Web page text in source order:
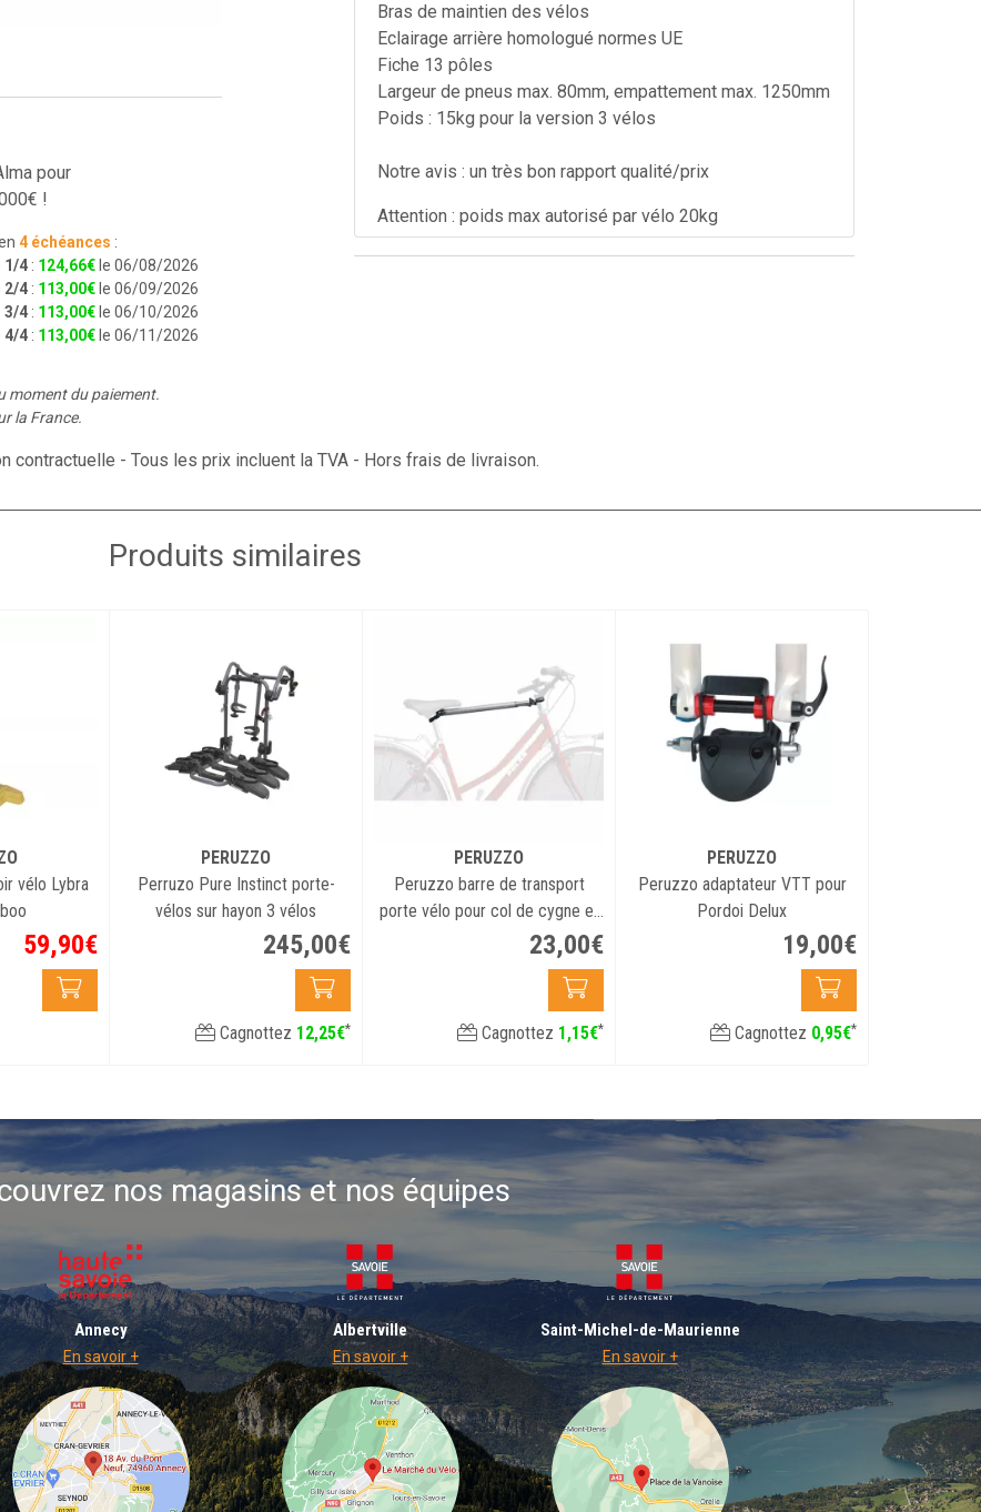
pour
!
4 échéances :
1/4 : 124,66€ le 06/08/2026
2/4 : 113,00€ le 06/09/2026
3/4 : 113,00€ le 06/10/2026
4/4 : 113,00€ le 06/11/2026
moment du paiement.
la France.
Bras de maintien des vélos
Eclairage arrière homologué normes UE
Fiche 13 pôles
Largeur de pneus max. 80mm, empattement max. 1250mm
Poids : 15kg pour la version 3 vélos
Notre avis : un très bon rapport qualité/prix
Attention : poids max autorisé par vélo 20kg
contractuelle - Tous les prix incluent la TVA - Hors frais de livraison.
Produits similaires
vélo Lybra
59,90€
PERUZZO
Perruzo Pure Instinct porte-
vélos sur hayon 3 vélos
245,00€
Cagnottez 12,25€*
PERUZZO
Peruzzo barre de transport
porte vélo pour col de cygne et
VTT suspendu23,00€
Cagnottez 1,15€*
PERUZZO
Peruzzo adaptateur VTT pour
Pordoi Delux
19,00€
Cagnottez 0,95€*
nos magasins et nos équipes
Annecy
En savoir +
Albertville
En savoir +
Saint-Michel-de-Maurienne
En savoir +